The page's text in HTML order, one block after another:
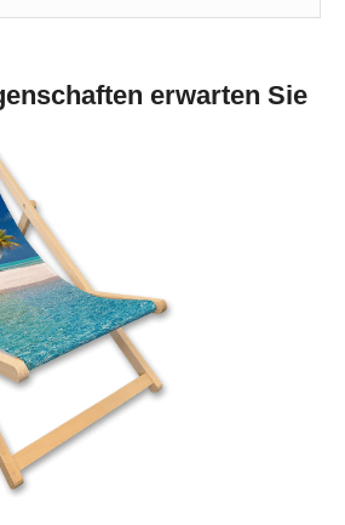
erwarten Sie